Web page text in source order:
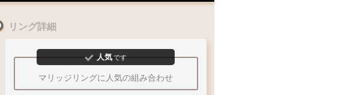
お届けに遅延が発生する場合もございます
特にGW・お盆
台風・暴風雪
大雪
リング詳細
人気です
マリッジリングに人気の組み合わせ